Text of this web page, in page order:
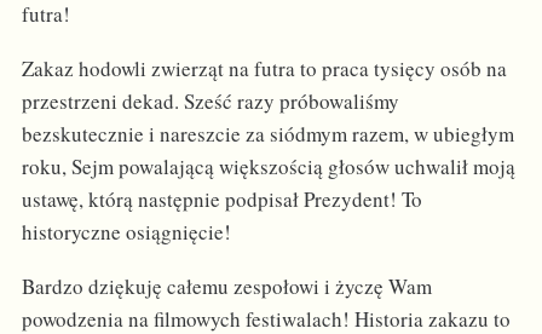
futra!
Zakaz hodowli zwierząt na futra to praca tysięcy osób na
przestrzeni dekad. Sześć razy próbowaliśmy
bezskutecznie i nareszcie za siódmym razem, w ubiegłym
roku, Sejm powalającą większością głosów uchwalił moją
ustawę, którą następnie podpisał Prezydent! To
historyczne osiągnięcie!
Bardzo dziękuję całemu zespołowi i życzę Wam
powodzenia na filmowych festiwalach! Historia zakazu to